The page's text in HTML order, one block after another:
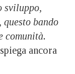
sviluppo,
bando
comunità.
ancora